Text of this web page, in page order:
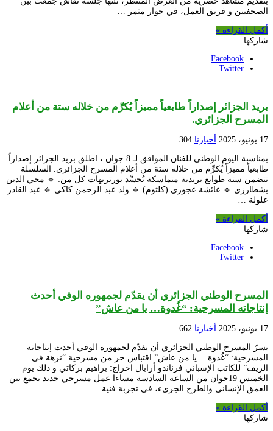
الصحفيين و فريق العمل، في حوار مثمر …
أكمل القراءة »
شاركها
Facebook
Twitter
بريد الجزائر إصداراً طابعياً مميزاً يُكرِّم من خلاله ستة من أعلام
المسرح الجزائري.
17 يونيو، 2025 أخبارنا 304
بمناسبة اليوم الوطني للفنان الموافق لـ 8 جوان ، اطلق بريد الجزائر إصداراً
طابعياً مميزاً يُكرِّم من خلاله ستة من أعلام المسرح الجزائري. السلسلة
تتضمن ستة طوابع بريدية متماسكة تُجسِّد بورتريهات كل من: 🔹 محي الدين
بشطارزي 🔹 عائشة عجوري (كلثوم) 🔹 ولد عبد الرحمن كاكي 🔹 عبد القادر
علولة …
أكمل القراءة »
شاركها
Facebook
Twitter
المسرح الوطني الجزائري أن يقدّم لجمهوره الوفي أحدث
إنتاجاته المسرحية: “غُدوة… يا من عاش”
17 يونيو، 2025 أخبارنا 662
يسرّ المسرح الوطني الجزائري أن يقدّم لجمهوره الوفي أحدث إنتاجاته
المسرحية: “غُدوة… يا من عاش” اقتباس حر من مسرحية “نزهة في
الريف” للكاتب الإسباني فرناندو أرابال اخراج: براهيم بركاتي و ذلك يوم
الخميس 19جوان من الساعة السادسة مساءا عمل مسرحي جديد يجمع بين
العمق الإنساني والطرح الجريء، في تجربة فنية …
أكمل القراءة »
شاركها